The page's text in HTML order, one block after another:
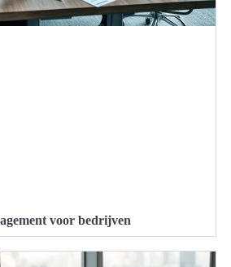
voor bedrijven